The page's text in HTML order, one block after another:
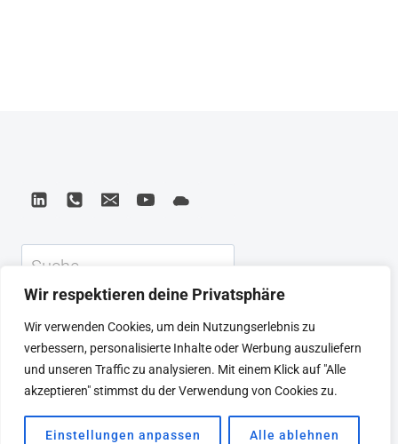
Wir respektieren deine Privatsphäre
Wir verwenden Cookies, um dein Nutzungserlebnis zu
verbessern, personalisierte Inhalte oder Werbung auszuliefern
und unseren Traffic zu analysieren. Mit einem Klick auf "Alle
akzeptieren" stimmst du der Verwendung von Cookies zu.
Einstellungen anpassen Alle ablehnen
Suchen
KEYNOTE BEIRAT
CTRL+ALT+LEAD
MEINE ARTIKEL
BUCHEMPFEHLUNGEN
PODCAST
KONTAKT
SEBASTIAN
IMPRESSUM
DATENSCHUTZERKLÄRUNG